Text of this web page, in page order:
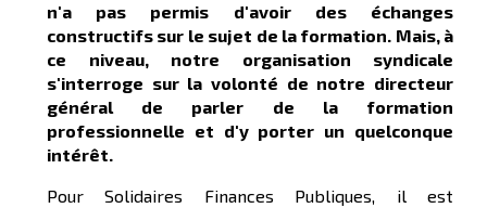
n'a pas permis d'avoir des échanges
constructifs sur le sujet de la formation. Mais, à
ce niveau, notre organisation syndicale
s'interroge sur la volonté de notre directeur
général de parler de la formation
professionnelle et d'y porter un quelconque
intérêt.
Pour Solidaires Finances Publiques, il est